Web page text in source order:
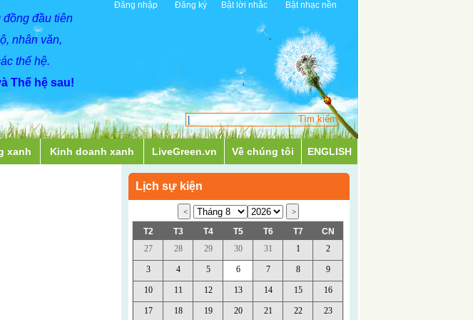
Đăng nhập Đăng ký Bật nhạc nền
Bật lời nhắc
đầu tiên
nhân văn,
thế hệ.
Thế hệ sau!
xanh Kinh doanh xanh LiveGreen.vn Về chúng tôi ENGLISH
Lịch sự kiện